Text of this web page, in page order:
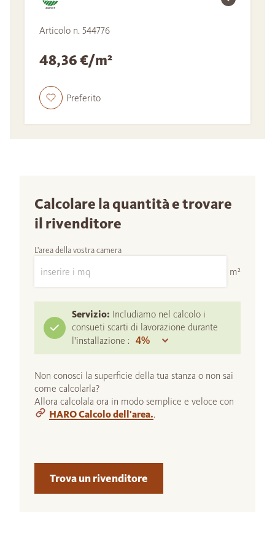
Articolo n. 544776
48,36 €/m²
Preferito
Calcolare la quantità e trovare
il rivenditore
L'area della vostra camera
m²
Servizio: Includiamo nel calcolo i
consueti scarti di lavorazione durante
l'installazione :
Non conosci la superficie della tua stanza o non sai
come calcolarla?
Allora calcolala ora in modo semplice e veloce con
HARO Calcolo dell'area..
Trova un rivenditore